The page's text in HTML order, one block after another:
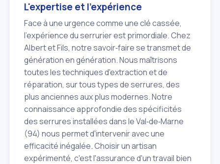
L'expertise et l'expérience
Face à une urgence comme une clé cassée,
l'expérience du serrurier est primordiale. Chez
Albert et Fils, notre savoir‑faire se transmet de
génération en génération. Nous maîtrisons
toutes les techniques d'extraction et de
réparation, sur tous types de serrures, des
plus anciennes aux plus modernes. Notre
connaissance approfondie des spécificités
des serrures installées dans le Val‑de‑Marne
(94) nous permet d'intervenir avec une
efficacité inégalée. Choisir un artisan
expérimenté, c'est l'assurance d'un travail bien